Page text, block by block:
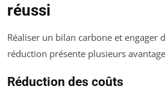
réussi
Réaliser un bilan carbone et engager
réduction présente plusieurs
Réduction des coûts